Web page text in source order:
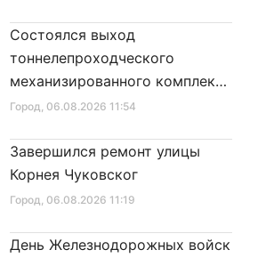
Город, 06.08.2026 11:54
Состоялся выход
тоннелепроходческого
механизированного комплекса
«Надежда» на поверхность
Город, 06.08.2026 11:19
Завершился ремонт улицы
Корнея Чуковског
День Железнодорожных войск